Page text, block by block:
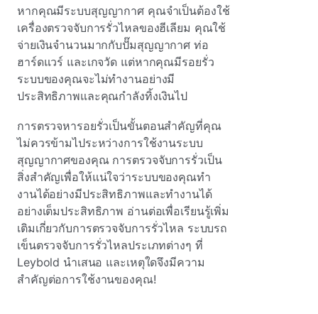
หากคุณมีระบบสุญญากาศ คุณจําเป็นต้องใช้
เครื่องตรวจจับการรั่วไหลของฮีเลียม คุณใช้
จ่ายเงินจํานวนมากกับปั๊มสุญญากาศ ท่อ
ฮาร์ดแวร์ และเกจวัด แต่หากคุณมีรอยรั่ว
ระบบของคุณจะไม่ทํางานอย่างมี
ประสิทธิภาพและคุณกําลังทิ้งเงินไป
การตรวจหารอยรั่วเป็นขั้นตอนสําคัญที่คุณ
ไม่ควรข้ามไประหว่างการใช้งานระบบ
สุญญากาศของคุณ การตรวจจับการรั่วเป็น
สิ่งสําคัญเพื่อให้แน่ใจว่าระบบของคุณทํา
งานได้อย่างมีประสิทธิภาพและทํางานได้
อย่างเต็มประสิทธิภาพ อ่านต่อเพื่อเรียนรู้เพิ่ม
เติมเกี่ยวกับการตรวจจับการรั่วไหล ระบบรถ
เข็นตรวจจับการรั่วไหลประเภทต่างๆ ที่
Leybold นําเสนอ และเหตุใดจึงมีความ
สําคัญต่อการใช้งานของคุณ!